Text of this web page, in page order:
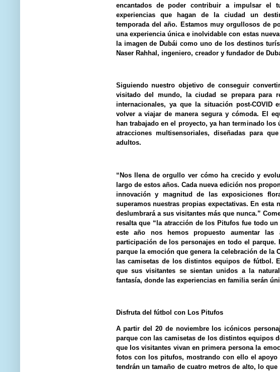
encantados de poder contribuir a impulsar el
experiencias que hagan de la ciudad un
temporada del año. Estamos muy orgullosos de
una experiencia única e inolvidable con estas
la imagen de Dubái como uno de los destinos
Naser Rahhal, ingeniero, creador y fundador de
Siguiendo nuestro objetivo de conseguir
visitado del mundo, la ciudad se prepara para
internacionales, ya que la situación post-COVID
volver a viajar de manera segura y cómoda. El
han trabajado en el proyecto, ya han terminado
atracciones multisensoriales, diseñadas para
adultos.
“Nos llena de orgullo ver cómo ha crecido y
largo de estos años. Cada nueva edición nos
innovación y magnitud de las exposiciones
superamos nuestras propias expectativas. En esta
deslumbrará a sus visitantes más que nunca.”
resalta que “la atracción de los Pitufos fue todo
este año nos hemos propuesto aumentar las
participación de los personajes en todo el
parque la emoción que genera la celebración de la
las camisetas de los distintos equipos de fútbol.
que sus visitantes se sientan unidos a la
fantasía, donde las experiencias en familia serán
Disfruta del fútbol con Los Pitufos
A partir del 20 de noviembre los icónicos
parque con las camisetas de los distintos equipos
que los visitantes vivan en primera persona la
fotos con los pitufos, mostrando con ello el
tendrán un tamaño de cuatro metros de alto, lo